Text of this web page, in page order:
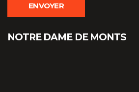
NOTRE DAME DE MONTS